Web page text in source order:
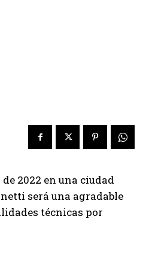
2022 en una ciudad
será una agradable
técnicas por